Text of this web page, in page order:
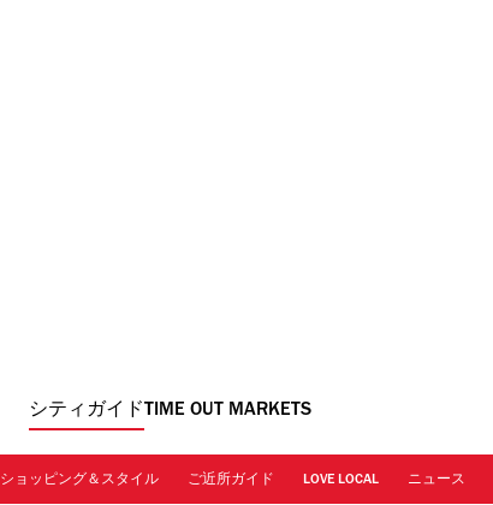
シティガイド TIME OUT MARKETS
ショッピング＆スタイル ご近所ガイド LOVE LOCAL ニュース